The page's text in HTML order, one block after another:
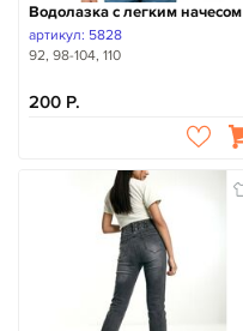
Водолазка с легким начесом
артикул: 5828
92, 98-104, 110
200